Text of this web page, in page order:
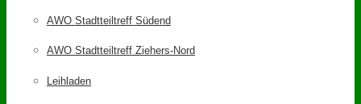
AWO Stadtteiltreff Südend
AWO Stadtteiltreff Ziehers-Nord
Leihladen